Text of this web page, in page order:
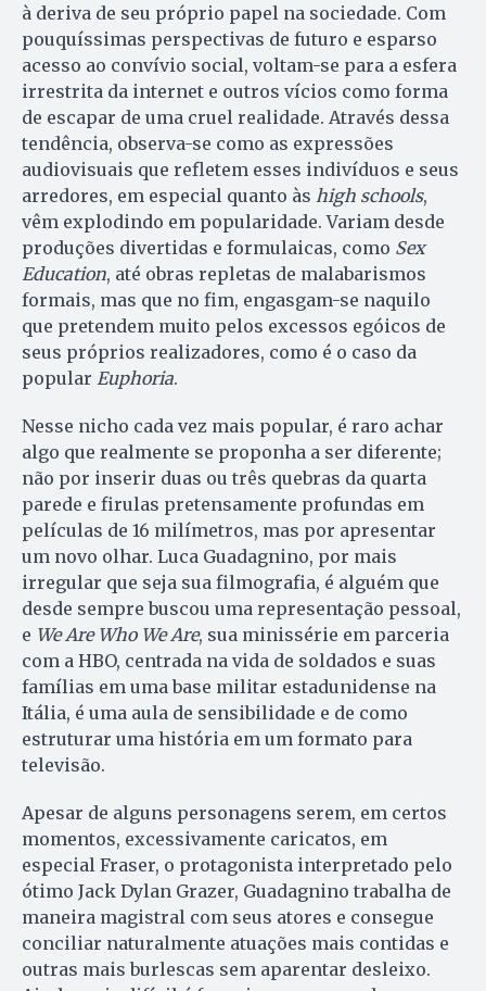
à deriva de seu próprio papel na sociedade. Com
pouquíssimas perspectivas de futuro e esparso
acesso ao convívio social, voltam-se para a esfera
irrestrita da internet e outros vícios como forma
de escapar de uma cruel realidade. Através dessa
tendência, observa-se como as expressões
audiovisuais que refletem esses indivíduos e seus
arredores, em especial quanto às high schools,
vêm explodindo em popularidade. Variam desde
produções divertidas e formulaicas, como Sex
Education, até obras repletas de malabarismos
formais, mas que no fim, engasgam-se naquilo
que pretendem muito pelos excessos egóicos de
seus próprios realizadores, como é o caso da
popular Euphoria.
Nesse nicho cada vez mais popular, é raro achar
algo que realmente se proponha a ser diferente;
não por inserir duas ou três quebras da quarta
parede e firulas pretensamente profundas em
películas de 16 milímetros, mas por apresentar
um novo olhar. Luca Guadagnino, por mais
irregular que seja sua filmografia, é alguém que
desde sempre buscou uma representação pessoal,
e We Are Who We Are, sua minissérie em parceria
com a HBO, centrada na vida de soldados e suas
famílias em uma base militar estadunidense na
Itália, é uma aula de sensibilidade e de como
estruturar uma história em um formato para
televisão.
Apesar de alguns personagens serem, em certos
momentos, excessivamente caricatos, em
especial Fraser, o protagonista interpretado pelo
ótimo Jack Dylan Grazer, Guadagnino trabalha de
maneira magistral com seus atores e consegue
conciliar naturalmente atuações mais contidas e
outras mais burlescas sem aparentar desleixo.